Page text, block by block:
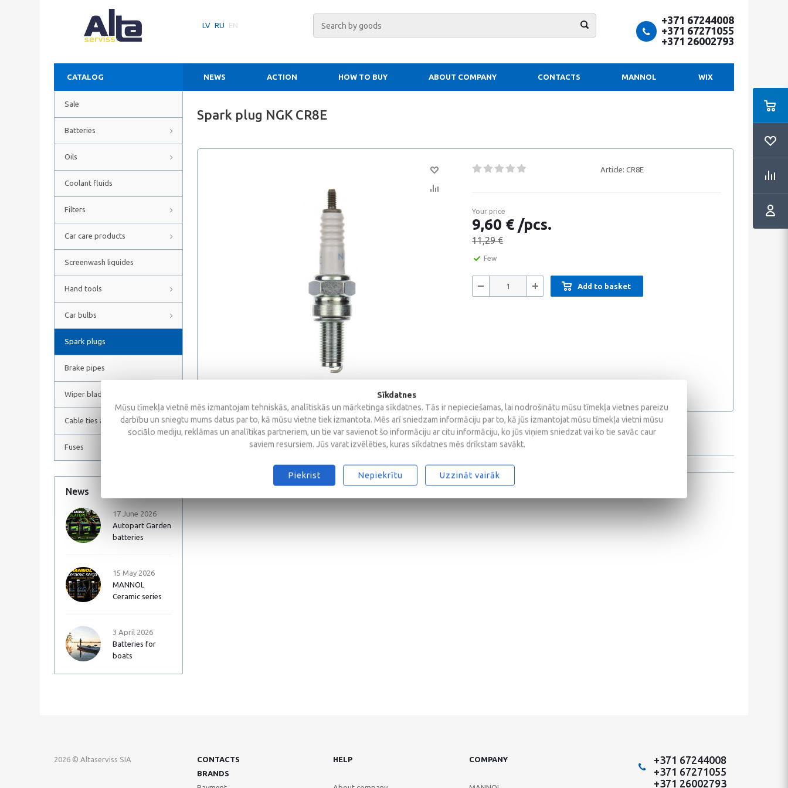
LV RU EN
+371 67244008
+371 67271055
+371 26002793
CATALOG NEWS ACTION HOW TO BUY ABOUT COMPANY CONTACTS MANNOL WIX
Sale
Batteries
Oils
Coolant fluids
Filters
Car care products
Screenwash liquides
Hand tools
Car bulbs
Spark plugs
Brake pipes
Wiper blades
Cable ties and Hose clamps
Fuses
News
17 June 2026
Autopart Garden
batteries
15 May 2026
MANNOL
Ceramic series
3 April 2026
Batteries for
boats
Spark plug NGK CR8E
Article: CR8E
Your price
9,60 € /pcs.
11,29 €
Few
Add to basket
2026 © Altaserviss SIA CONTACTS HELP
COMPANY
BRANDS
+371 67244008
+371 67271055
+371 26002793
Sīkdatnes
Mūsu tīmekļa vietnē mēs izmantojam tehniskās, analītiskās un mārketinga sīkdatnes. Tās ir nepieciešamas, lai nodrošinātu mūsu tīmekļa vietnes pareizu
darbību un sniegtu mums datus par to, kā mūsu vietne tiek izmantota. Mēs arī sniedzam informāciju par to, kā jūs izmantojat mūsu tīmekļa vietni mūsu
sociālo mediju, reklāmas un analītikas partneriem, un tie var savienot šo informāciju ar citu informāciju, ko jūs viņiem sniedzat vai ko tie savāc caur
saviem resursiem. Jūs varat izvēlēties, kuras sīkdatnes mēs drīkstam savākt.
Piekrist Nepiekrītu Uzzināt vairāk